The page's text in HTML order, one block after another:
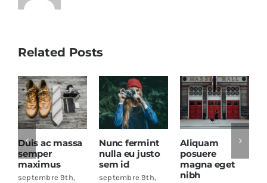
Related Posts
ac massa
9th,
Nunc fermint
nulla eu justo
sem id
septembre 9th,
Aliquam
posuere
magna eget
Cras